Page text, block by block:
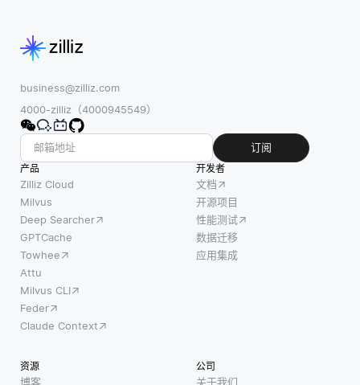
business@zilliz.com
4000-zilliz（4000945549）
订阅
产品
Zilliz Cloud
Milvus
Deep Searcher
GPTCache
Towhee
Attu
Milvus CLI
Feder
Claude Context
开发者
文档
开源项目
性能测试
数据迁移
应用集成
资源
博客
公司
关于我们